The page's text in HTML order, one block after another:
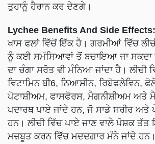
ਤੁਹਾਨੂੰ ਹੈਰਾਨ ਕਰ ਦੇਣਗੇ।
Lychee Benefits And Side Effects:
ਖਾਸ ਫਲਾਂ ਵਿੱਚੋਂ ਇੱਕ ਹੈ। ਗਰਮੀਆਂ ਵਿੱਚ
ਨੂੰ ਕਈ ਸਮੱਸਿਆਵਾਂ ਤੋਂ ਬਚਾਇਆ ਜਾ ਸਕਦਾ
ਦਾ ਚੰਗਾ ਸਰੋਤ ਵੀ ਮੰਨਿਆ ਜਾਂਦਾ ਹੈ। ਲੀਚੀ
ਵਿਟਾਮਿਨ ਬੀ6, ਨਿਆਸੀਨ, ਰਿਬੋਫਲੇਵਿਨ,
ਪੋਟਾਸ਼ੀਅਮ, ਫਾਸਫੋਰਸ, ਮੈਗਨੀਸ਼ੀਅਮ ਅਤੇ
ਪਦਾਰਥ ਪਾਏ ਜਾਂਦੇ ਹਨ, ਜੋ ਸਾਡੇ ਸਰੀਰ
ਹਨ। ਲੀਚੀ ਵਿੱਚ ਪਾਏ ਜਾਣ ਵਾਲੇ ਪੋਸ਼ਕ ਤੱਤ
ਮਜ਼ਬੂਤ ​​ਕਰਨ ਵਿੱਚ ਮਦਦਗਾਰ ਮੰਨੇ ਜਾਂਦੇ ਹਨ।